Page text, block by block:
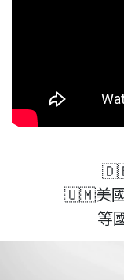
🇺🇲美
等